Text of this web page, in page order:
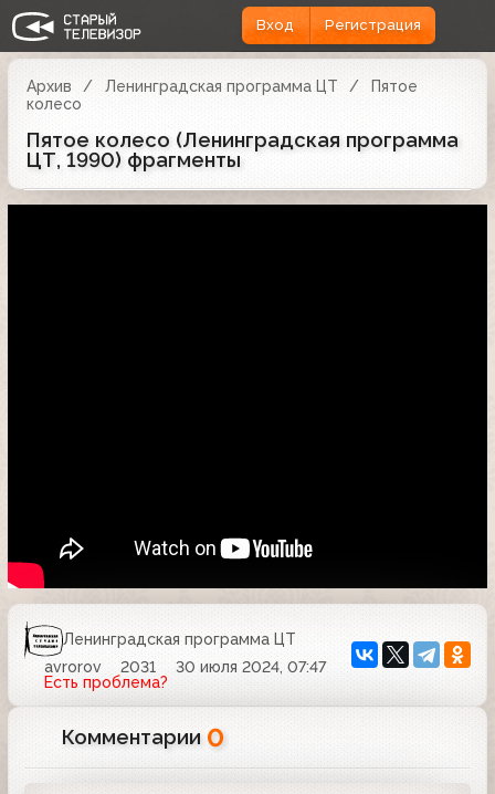
Вход Регистрация
Архив Ленинградская программа ЦТ
Пятое
колесо
Пятое колесо (Ленинградская программа
ЦТ, 1990) фрагменты
Ленинградская программа ЦТ
avrorov
2031
30 июля 2024, 07:47
Есть проблема?
Комментарии 0